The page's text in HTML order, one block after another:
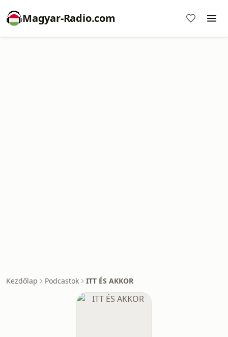
Magyar-Radio.com
Kezdőlap Podcastok ITT ÉS AKKOR